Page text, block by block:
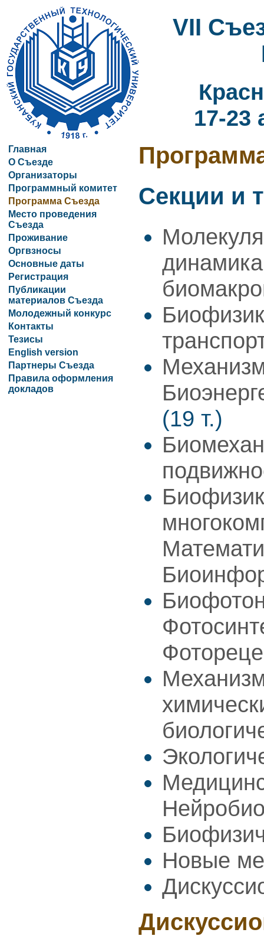
VII
17-23
Главная
О Съезде
Организаторы
Программный комитет
Программа Съезда
Место проведения
Съезда
Проживание
Оргвзносы
Основные даты
Регистрация
Публикации
материалов Съезда
Молодежный конкурс
Контакты
Тезисы
English version
Партнеры Съезда
Правила оформления
докладов
Секции и
(19 т.)
Новые